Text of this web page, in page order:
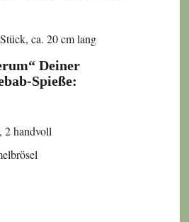
ca. 20 cm lang
Deiner
Spieße:
2 handvoll